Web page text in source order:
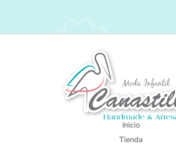
Inicio
Tienda